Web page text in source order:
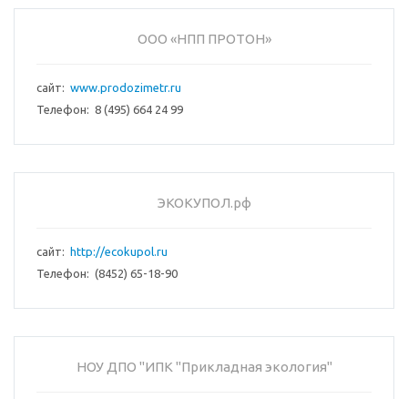
ООО «НПП ПРОТОН»
сайт: www.prodozimetr.ru
Телефон: 8 (495) 664 24 99
ЭКОКУПОЛ.рф
сайт:
http://ecokupol.ru
Телефон: (8452) 65-18-90
НОУ ДПО "ИПК "Прикладная экология"